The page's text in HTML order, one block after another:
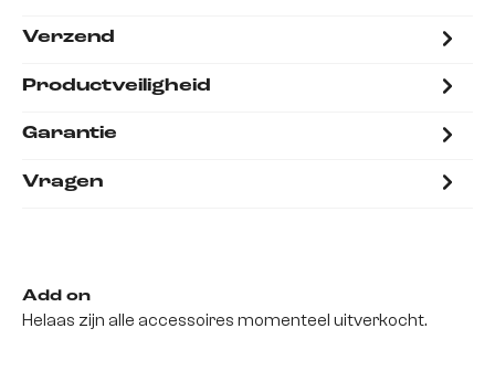
Verzend
Productveiligheid
Garantie
Vragen
Add on
Helaas zijn alle accessoires momenteel uitverkocht.